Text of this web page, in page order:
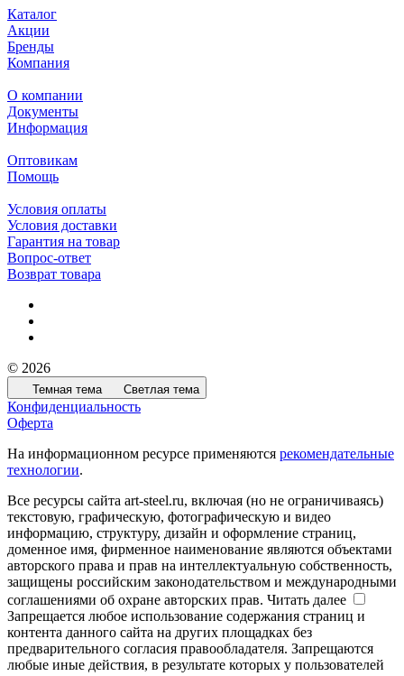
Каталог
Акции
Бренды
Компания
О компании
Документы
Информация
Оптовикам
Помощь
Условия оплаты
Условия доставки
Гарантия на товар
Вопрос-ответ
Возврат товара
© 2026
Темная тема Светлая тема
Конфиденциальность
Оферта
На информационном ресурсе применяются рекомендательные
технологии.
Все ресурсы сайта art-steel.ru, включая (но не ограничиваясь)
текстовую, графическую, фотографическую и видео
информацию, структуру, дизайн и оформление страниц,
доменное имя, фирменное наименование являются объектами
авторского права и прав на интеллектуальную собственность,
защищены российским законодательством и международными
соглашениями об охране авторских прав. Читать далее
Запрещается любое использование содержания страниц и
контента данного сайта на других площадках без
предварительного согласия правообладателя. Запрещаются
любые иные действия, в результате которых у пользователей